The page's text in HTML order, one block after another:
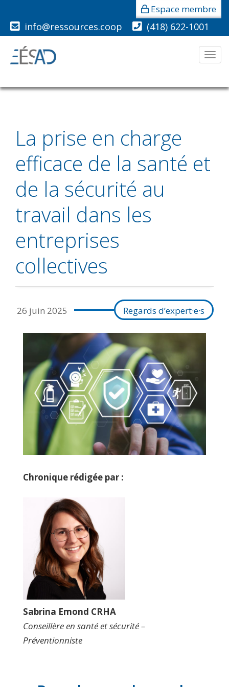
Espace membre
info@ressources.coop (418) 622-1001
La prise en charge
efficace de la santé et
de la sécurité au
travail dans les
entreprises
collectives
Regards d’expert·e·s
26 juin 2025
Chronique rédigée par :
Sabrina Emond CRHA
Conseillère en santé et sécurité –
Préventionniste